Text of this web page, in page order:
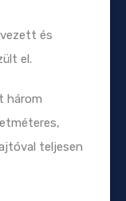
és
el.
három
teljesen